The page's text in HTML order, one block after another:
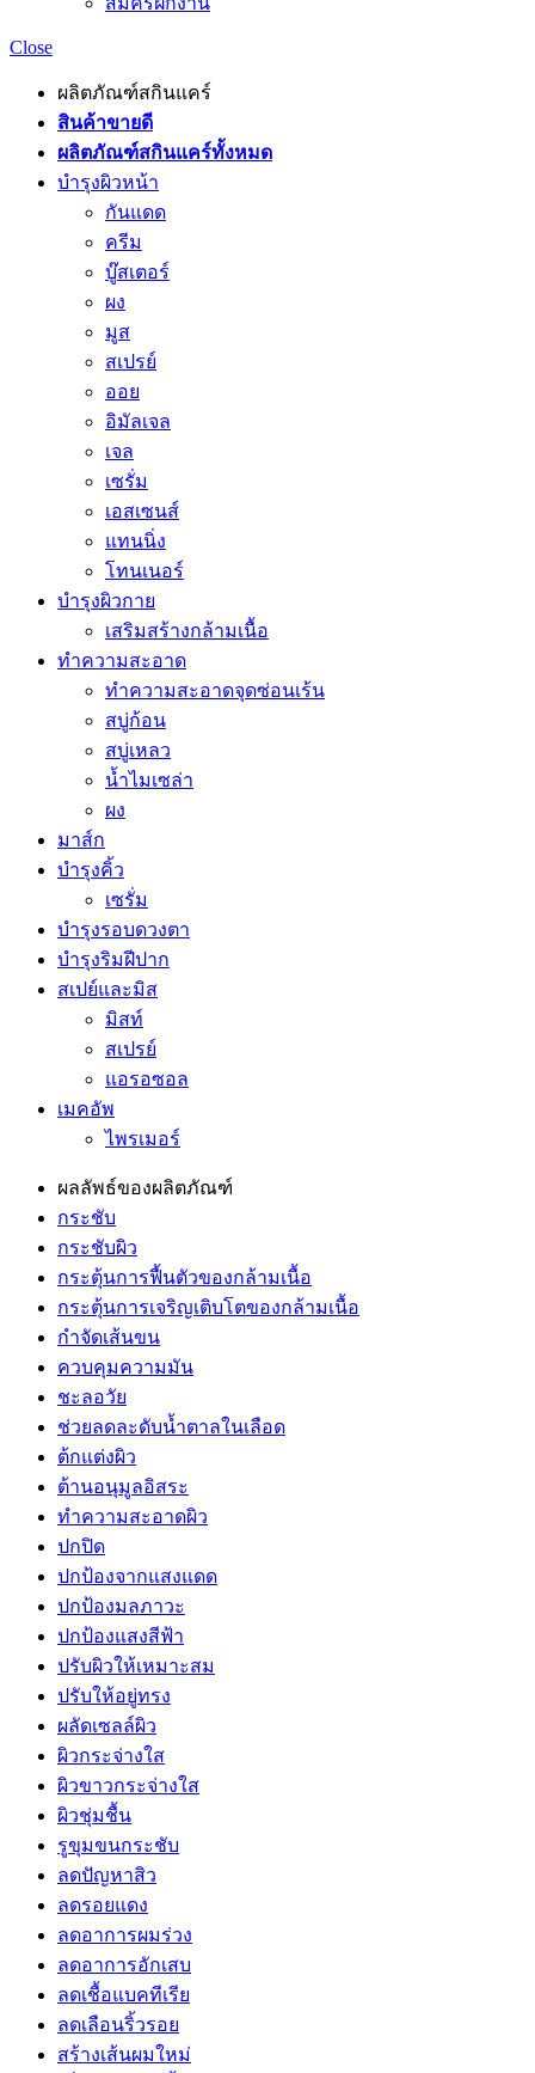
Close
ผลิตภัณฑ์สกินแคร์
สินค้าขายดี
ผลิตภัณฑ์สกินแคร์ทั้งหมด
บำรุงผิวหน้า
กันแดด
ครีม
บู๊สเตอร์
ผง
มูส
สเปรย์
ออย
อิมัลเจล
เจล
เซรั่ม
เอสเซนส์
แทนนิ่ง
โทนเนอร์
บำรุงผิวกาย
เสริมสร้างกล้ามเนื้อ
ทำความสะอาด
ทำความสะอาดจุดซ่อนเร้น
สบู่ก้อน
สบู่เหลว
น้ำไมเซล่า
ผง
มาส์ก
บำรุงคิ้ว
เซรั่ม
บำรุงรอบดวงตา
บำรุงริมฝีปาก
สเปย์และมิส
มิสท์
สเปรย์
แอรอซอล
เมคอัพ
ไพรเมอร์
ผลลัพธ์ของผลิตภัณฑ์
กระชับ
กระชับผิว
กระตุ้นการฟื้นตัวของกล้ามเนื้อ
กระตุ้นการเจริญเติบโตของกล้ามเนื้อ
กำจัดเส้นขน
ควบคุมความมัน
ชะลอวัย
ช่วยลดละดับน้ำตาลในเลือด
ต้กแต่งผิว
ต้านอนุมูลอิสระ
ทำความสะอาดผิว
ปกปิด
ปกป้องจากแสงแดด
ปกป้องมลภาวะ
ปกป้องแสงสีฟ้า
ปรับผิวให้เหมาะสม
ปรับให้อยู่ทรง
ผลัดเซลล์ผิว
ผิวกระจ่างใส
ผิวขาวกระจ่างใส
ผิวชุ่มชื้น
รูขุมขนกระชับ
ลดปัญหาสิว
ลดรอยแดง
ลดอาการผมร่วง
ลดอาการอักเสบ
ลดเชื้อแบคทีเรีย
ลดเลือนริ้วรอย
สร้างเส้นผมใหม่